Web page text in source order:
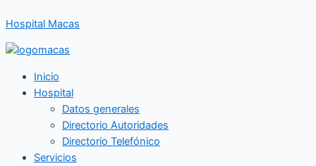
al
contenido
Hospital Macas
Inicio
Hospital
Datos generales
Directorio Autoridades
Directorio Telefónico
Servicios